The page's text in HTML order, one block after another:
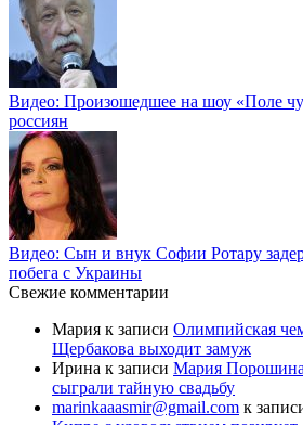
Видео: Произошедшее на шоу «Поле
россиян
Видео: Сын и внук Софии Ротару
побега с Украины
Свежие комментарии
Мария к записи Олимпийская
Щербакова выходит замуж
Ирина к записи Мария
сыграли тайную свадьбу
marinkaaasmir@gmail.com к